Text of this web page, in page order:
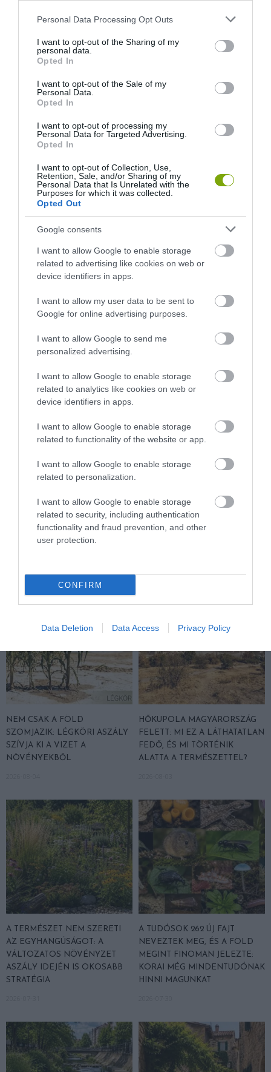
Please note that this website/app uses one or more Google
not limited to your visit or usage behaviour. You may click to
grant or deny consent to Google and its third-party tags to
use your data for below specified purposes in below Google
consent section.
Personal Data Processing Opt Outs
I want to opt-out of the Sharing of my
personal data.
Opted In
I want to opt-out of the Sale of my
Personal Data.
Opted In
I want to opt-out of processing my
Personal Data for Targeted Advertising.
Opted In
I want to opt-out of Collection, Use,
Retention, Sale, and/or Sharing of my
Personal Data that Is Unrelated with the
Purposes for which it was collected.
Opted Out
Google consents
I want to allow Google to enable storage
related to advertising like cookies on web or
device identifiers in apps.
I want to allow my user data to be sent to
Google for online advertising purposes.
I want to allow Google to send me
personalized advertising.
I want to allow Google to enable storage
related to analytics like cookies on web or
device identifiers in apps.
I want to allow Google to enable storage
related to functionality of the website or app.
I want to allow Google to enable storage
related to personalization.
I want to allow Google to enable storage
related to security, including authentication
functionality and fraud prevention, and other
user protection.
CONFIRM
Data Deletion Data Access Privacy Policy
A KORALLZÁTONY NEM CSAK
500 EDDIG ISMERETLEN
LAKÓJÁT MUTATTA MEG
ARBORÉTUMBA
KIRÁNDULÁS PANNONHALMA
SZŐLŐ ÉS KOMLÓ
TALÁLKOZÁSA
KIRÁNDULÁS A
GYÓGYNÖVÉNYKERTBE ÉS
KIRÁNDULÁS A
PANNONHALMI FŐAPÁTSÁG
KIRÁNDULÁS A RAVAZDI
NEM CSAK A FÖLD
SZOMJAZIK: LÉGKÖRI ASZÁLY
SZÍVJA KI A VIZET A
NÖVÉNYEKBŐL
HŐKUPOLA MAGYARORSZÁG
FELETT: MI EZ A LÁTHATATLAN
FEDŐ, ÉS MI TÖRTÉNIK
ALATTA A TERMÉSZETTEL?
A TERMÉSZET NEM SZERETI
AZ EGYHANGÚSÁGOT: A
VÁLTOZATOS NÖVÉNYZET
ASZÁLY IDEJÉN IS OKOSABB
STRATÉGIA
A TUDÓSOK 262 ÚJ FAJT
NEVEZTEK MEG, ÉS A FÖLD
MEGINT FINOMAN JELEZTE:
KORAI MÉG MINDENTUDÓNAK
HINNI MAGUNKAT